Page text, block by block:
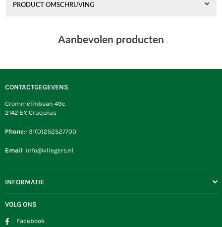
PRODUCT OMSCHRIJVING
Aanbevolen producten
CONTACTGEGEVENS
Crommelinbaan 49c
2142 EX Cruquius
Phone:+31(0)252527700
Email :info@vliegers.nl
INFORMATIE
VOLG ONS
Facebook